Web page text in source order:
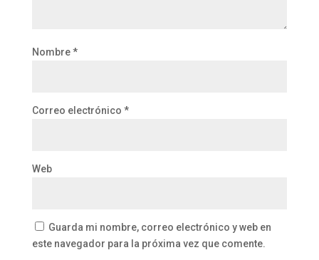
Nombre*
Correo electrónico *
Web
Guarda mi nombre, correo electrónico y web en
este navegador para la próxima vez que comente.